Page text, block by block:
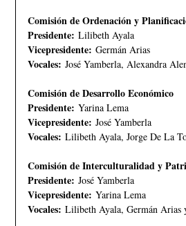
Comisión de Ordenación y
Presidente: Lilibeth Ayala
Vicepresidente: Germán Arias
Vocales: José Yamberla, Alexandra
Comisión de Desarrollo Económico
Presidente: Yarina Lema
Vicepresidente: José Yamberla
Vocales: Lilibeth Ayala, Jorge De La
Comisión de Interculturalidad y
Presidente: José Yamberla
Vicepresidente: Yarina Lema
Vocales: Lilibeth Ayala, Germán Arias